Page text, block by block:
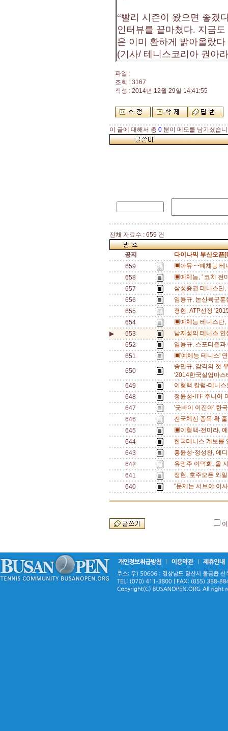
“빨리 시즌이 왔으면 좋겠
인터뷰를 끝마쳤다. 지금
은 이미 환하게 밝아올랐다
(기사/ 테니스코리아 권아
파일 :
조회 : 3167
작성 : 2014년 12월 29일 14:41:55
이 글에 대해서 총 0 분이 메모를 남기셨습
전체 자료수 : 659 건
공지
다이나믹 부산오픈
659
▣아듀~~예체능 테
658
▣예체능, ' 코치 전
657
삼성증권 테니스단
656
임용규, 논산육군
655
졍현, ATP선정
654
▣예체능 테니스단
▶
653
남지성의 테니스 인
652
임용규, 스포티즌
651
▣'예체능 테니스'
650
송민규, 감격의 첫
'2014한국실업마
649
이형택 칼럼-테니
648
정윤성-ITF 주니어
647
'굿바이 이진아' 한
646
전국체전 종목 확
645
▣이형택-전미라,
644
한국테니스 계보를
643
홍윤성-정성찬, 에
642
유망주 이덕희, 올
641
정현, 호주오픈 와
640
"문제는 서브야 이